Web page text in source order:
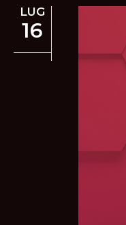
LUG
16